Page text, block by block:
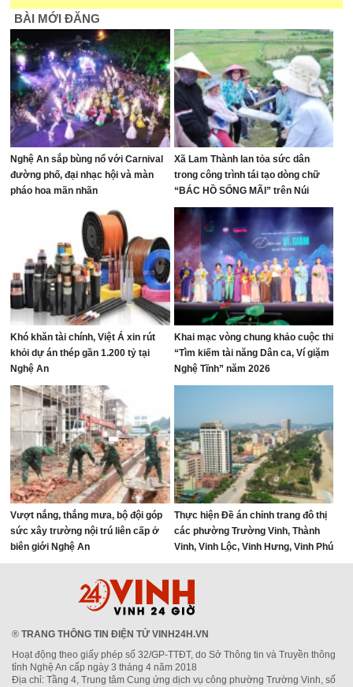
BÀI MỚI ĐĂNG
Nghệ An sắp bùng nổ với Carnival
đường phố, đại nhạc hội và màn
pháo hoa mãn nhãn
Xã Lam Thành lan tỏa sức dân
trong công trình tái tạo dòng chữ
“BÁC HỒ SỐNG MÃI” trên Núi
Nhón
Khó khăn tài chính, Việt Á xin rút
khỏi dự án thép gần 1.200 tỷ tại
Nghệ An
Khai mạc vòng chung khảo cuộc thi
“Tìm kiếm tài năng Dân ca, Ví giặm
Nghệ Tĩnh” năm 2026
Vượt nắng, thắng mưa, bộ đội góp
sức xây trường nội trú liên cấp ở
biên giới Nghệ An
Thực hiện Đề án chỉnh trang đô thị
các phường Trường Vinh, Thành
Vinh, Vinh Lộc, Vinh Hưng, Vinh Phú
và Cửa Lò giai đoạn 2026 – 2030
® TRANG THÔNG TIN ĐIỆN TỬ VINH24H.VN
Hoạt động theo giấy phép số 32/GP-TTĐT, do Sở Thông tin và Truyền thông
tỉnh Nghệ An cấp ngày 3 tháng 4 năm 2018
Địa chỉ: Tầng 4, Trung tâm Cung ứng dịch vụ công phường Trường Vinh, số